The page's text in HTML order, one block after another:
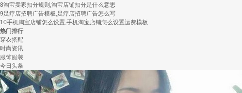
8淘宝卖家扣分规则,淘宝店铺扣分是什么意思
9足疗店招聘广告模板,足疗店招聘广告怎么写
10手机淘宝店铺怎么设置,手机淘宝店铺怎么设置运费模板
热门排行
穿衣搭配
时尚资讯
服饰服装
今日头条